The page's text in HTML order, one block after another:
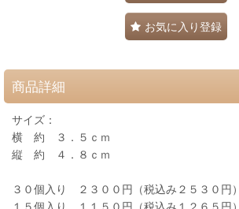
お気に入り登録
商品詳細
サイズ：
横 約 ３．５ｃｍ
縦 約 ４．８ｃｍ
３０個入り ２３００円（税込み２５３０円）
１５個入り １１５０円（税込み１２６５円）